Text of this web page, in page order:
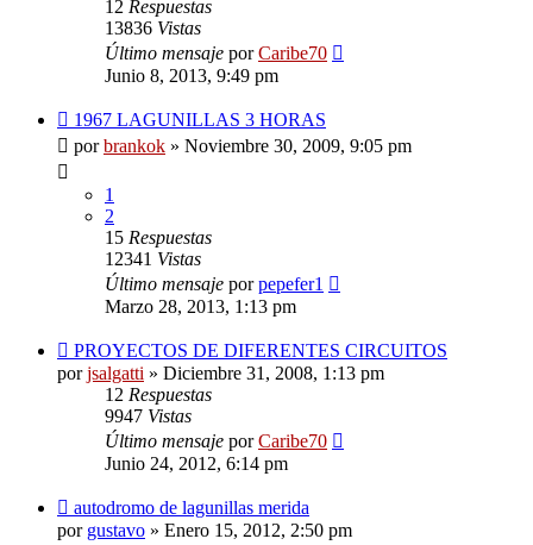
12 Respuestas
13836 Vistas
Último mensaje porCaribe70
Junio 8, 2013, 9:49 pm
1967 LAGUNILLAS 3 HORAS
porbrankok » Noviembre 30, 2009, 9:05 pm
1
2
15 Respuestas
12341 Vistas
Último mensaje porpepefer1
Marzo 28, 2013, 1:13 pm
PROYECTOS DE DIFERENTES CIRCUITOS
porjsalgatti » Diciembre 31, 2008, 1:13 pm
12 Respuestas
9947 Vistas
Último mensaje porCaribe70
Junio 24, 2012, 6:14 pm
autodromo de lagunillas merida
por gustavo » Enero 15, 2012, 2:50 pm